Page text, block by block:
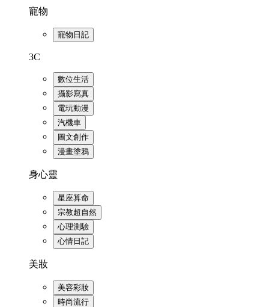
寵物
寵物日記
3C
數位生活
攝影寫真
電玩動漫
汽機車
圖文創作
漫畫塗鴉
身心靈
星座算命
宗教超自然
心理測驗
心情日記
美妝
美容彩妝
時尚流行